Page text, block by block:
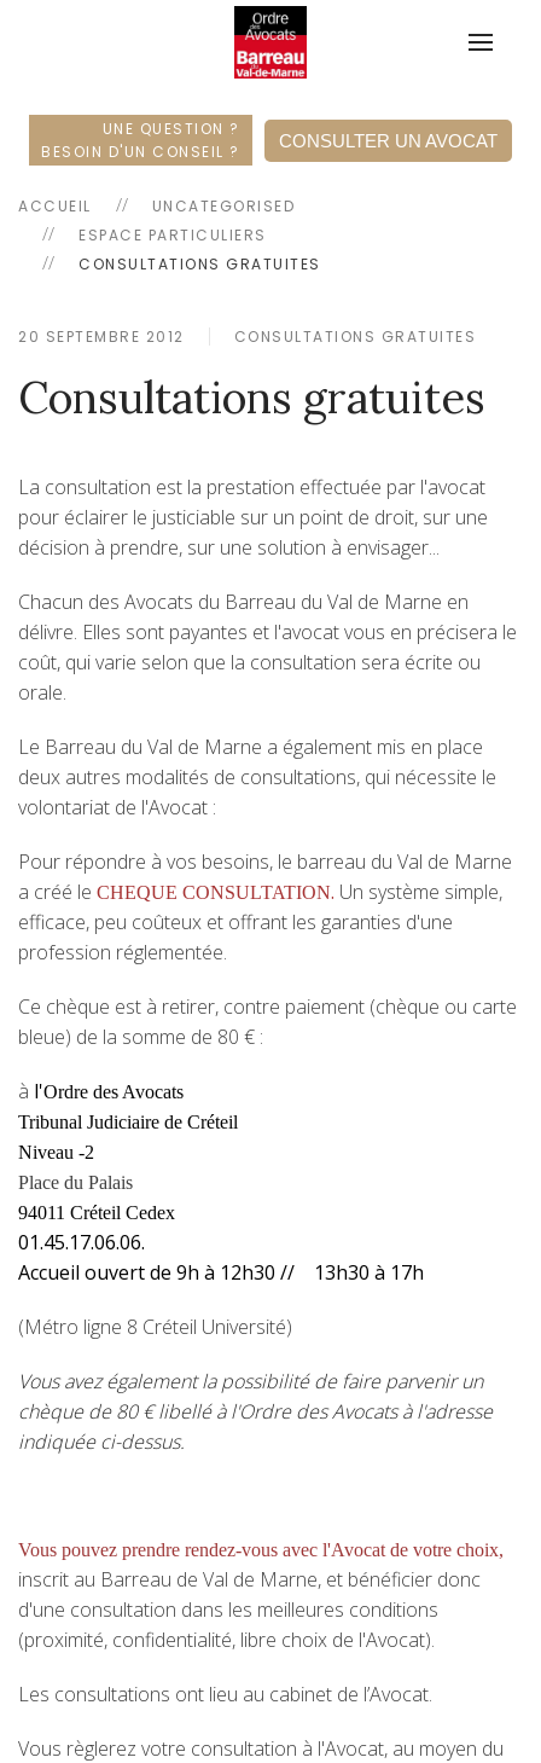
UNE QUESTION ?
BESOIN D'UN CONSEIL ?
CONSULTER UN AVOCAT
ACCUEIL
UNCATEGORISED
ESPACE PARTICULIERS
CONSULTATIONS GRATUITES
20 SEPTEMBRE 2012 CONSULTATIONS GRATUITES
Consultations gratuites
La consultation est la prestation effectuée par l'avocat
pour éclairer le justiciable sur un point de droit, sur une
décision à prendre, sur une solution à envisager...
Chacun des Avocats du Barreau du Val de Marne en
délivre. Elles sont payantes et l'avocat vous en précisera le
coût, qui varie selon que la consultation sera écrite ou
orale.
Le Barreau du Val de Marne a également mis en place
deux autres modalités de consultations, qui nécessite le
volontariat de l'Avocat :
Pour répondre à vos besoins, le barreau du Val de Marne
a créé le CHEQUE CONSULTATION. Un système simple,
efficace, peu coûteux et offrant les garanties d'une
profession réglementée.
Ce chèque est à retirer, contre paiement (chèque ou carte
bleue) de la somme de 80 € :
à l'Ordre des Avocats
Tribunal Judiciaire de Créteil
Niveau -2
Place du Palais
94011 Créteil Cedex
01.45.17.06.06.
Accueil ouvert de 9h à 12h30 // 13h30 à 17h
(Métro ligne 8 Créteil Université)
Vous avez également la possibilité de faire parvenir un
chèque de 80 € libellé à l'Ordre des Avocats à l'adresse
indiquée ci-dessus.
Vous pouvez prendre rendez-vous avec l'Avocat de votre choix,
inscrit au Barreau de Val de Marne, et bénéficier donc
d'une consultation dans les meilleures conditions
(proximité, confidentialité, libre choix de l'Avocat).
Les consultations ont lieu au cabinet de l’Avocat.
Vous règlerez votre consultation à l'Avocat, au moyen du